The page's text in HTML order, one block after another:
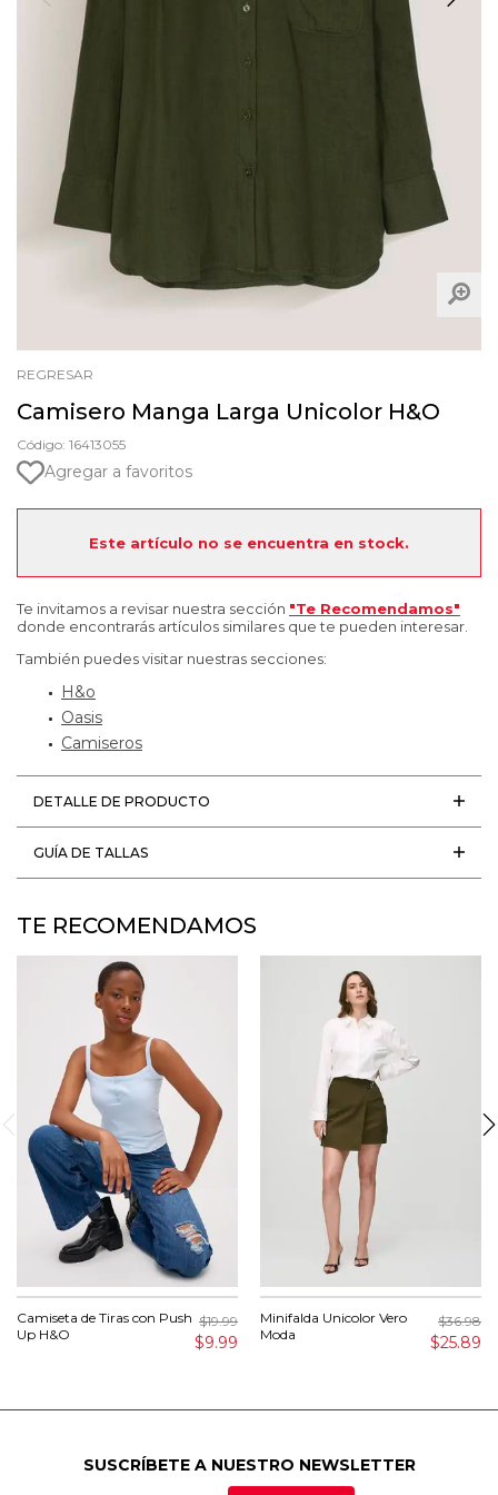
REGRESAR
Camisero Manga Larga Unicolor H&O
Código: 16413055
Agregar a favoritos
Este artículo no se encuentra en stock.
Te invitamos a revisar nuestra sección "Te Recomendamos"
donde encontrarás artículos similares que te pueden interesar.
También puedes visitar nuestras secciones:
H&o
Oasis
Camiseros
DETALLE DE PRODUCTO
GUÍA DE TALLAS
TE RECOMENDAMOS
Camiseta de Tiras con Push
Up H&O
$19.99
$9.99
Minifalda Unicolor Vero
Moda
$36.98
$25.89
SUSCRÍBETE A NUESTRO NEWSLETTER